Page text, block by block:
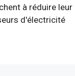
à réduire leur
d'électricité